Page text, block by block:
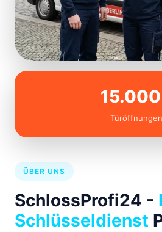
Türöffnungen
ÜBER UNS
SchlossProfi24 -
Schlüsseldienst